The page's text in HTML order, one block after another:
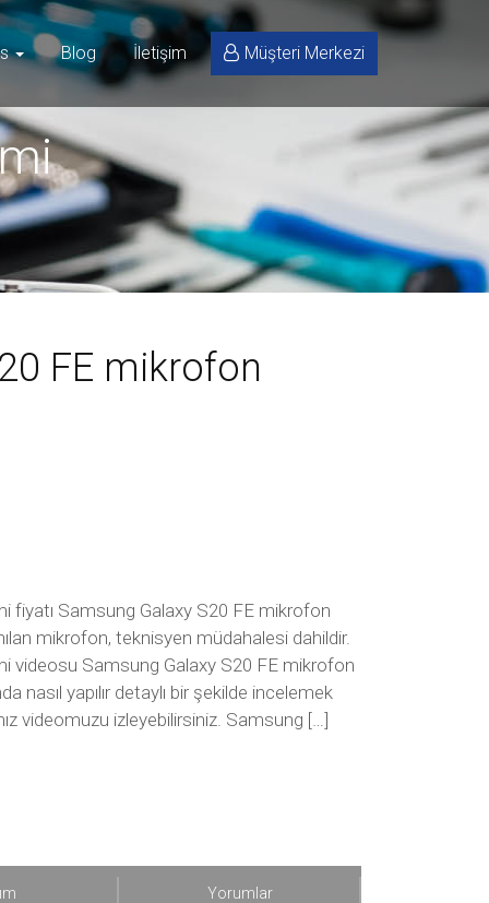
Blog İletişim Müşteri Merkezi
FE mikrofon
fiyatı Samsung Galaxy S20 FE mikrofon
mikrofon, teknisyen müdahalesi dahildir.
videosu Samsung Galaxy S20 FE mikrofon
nasıl yapılır detaylı bir şekilde incelemek
videomuzu izleyebilirsiniz. Samsung […]
Yorumlar